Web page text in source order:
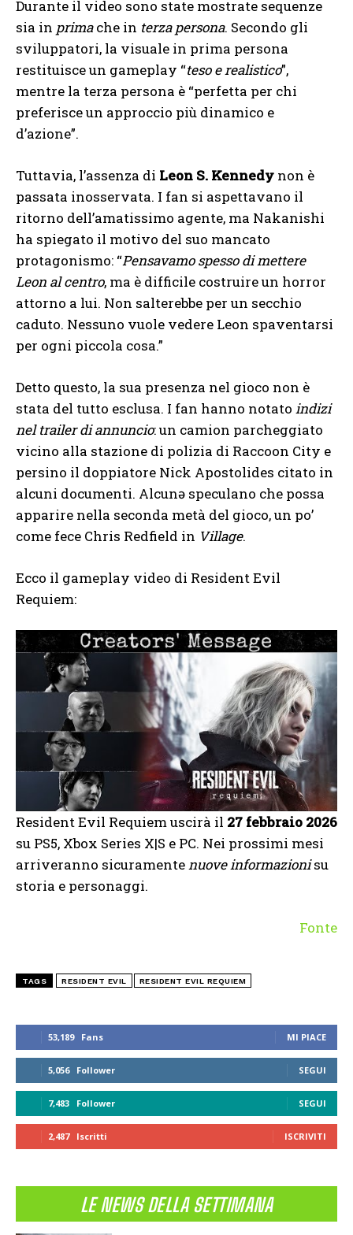
53,189 Fans MI PIACE
5,056 Follower SEGUI
7,483 Follower SEGUI
2,487 Iscritti ISCRIVITI
LE NEWS DELLA SETTIMANA
Durante il video sono state mostrate sequenze
sia in primache in terza persona. Secondo gli
sviluppatori, la visuale in prima persona
restituisce un gameplay “teso e realistico”,
mentre la terza persona è “perfetta per chi
preferisce un approccio più dinamico e
d’azione”.
Tuttavia, l’assenza di Leon S. Kennedy non è
passata inosservata. I fan si aspettavano il
ritorno dell’amatissimo agente, ma Nakanishi
ha spiegato il motivo del suo mancato
protagonismo: “Pensavamo spesso di mettere
Leon al centro, ma è difficile costruire un horror
attorno a lui. Non salterebbe per un secchio
caduto. Nessuno vuole vedere Leon spaventarsi
per ogni piccola cosa.”
Detto questo, la sua presenza nel gioco non è
stata del tutto esclusa. I fan hanno notato indizi
nel trailer di annuncio: un camion parcheggiato
vicino alla stazione di polizia di Raccoon City e
persino il doppiatore Nick Apostolides citato in
alcuni documenti. Alcunə speculano che possa
apparire nella seconda metà del gioco, un po’
come fece Chris Redfield in Village.
Ecco il gameplay video di Resident Evil
Requiem:
Resident Evil Requiem uscirà il 27 febbraio 2026
su PS5, Xbox Series X|S e PC. Nei prossimi mesi
arriveranno sicuramentenuove informazionisu
storia e personaggi.
Fonte
TAGS RESIDENT EVIL RESIDENT EVIL REQUIEM